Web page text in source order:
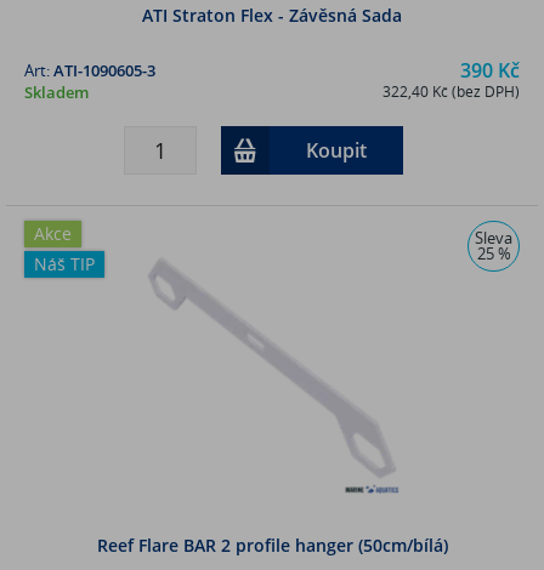
ATI Straton Flex - Závěsná Sada
390 Kč
322,40 Kč (bez DPH)
Art:ATI-1090605-3
Skladem
Koupit
Akce
Náš TIP
Sleva
25 %
Reef Flare BAR 2 profile hanger (50cm/bílá)